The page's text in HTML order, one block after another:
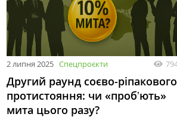
2 липня 2025 Спецпроєкти
Другий раунд соєво-ріпакового
протистояння: чи «пробʼють»
мита цього разу?